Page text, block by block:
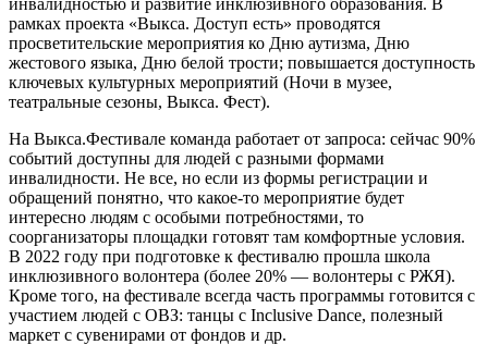
рамках проекта «Выкса. Доступ есть» проводятся
просветительские мероприятия ко Дню аутизма, Дню
жестового языка, Дню белой трости; повышается доступность
ключевых культурных мероприятий (Ночи в музее,
театральные сезоны, Выкса. Фест).
На Выкса.Фестивале команда работает от запроса: сейчас 90%
событий доступны для людей с разными формами
инвалидности. Не все, но если из формы регистрации и
обращений понятно, что какое-то мероприятие будет
интересно людям с особыми потребностями, то
соорганизаторы площадки готовят там комфортные условия.
В 2022 году при подготовке к фестивалю прошла школа
инклюзивного волонтера (более 20% — волонтеры с РЖЯ).
Кроме того, на фестивале всегда часть программы готовится с
участием людей с ОВЗ: танцы с Inclusive Dance, полезный
маркет с сувенирами от фондов и др.